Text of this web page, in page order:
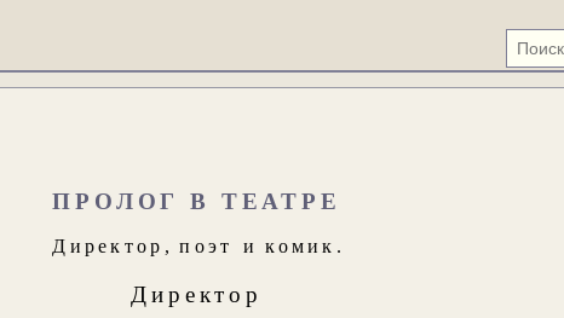
ПРОЛОГ В ТЕАТРЕ
Директор ,поэт икомик .
Директор